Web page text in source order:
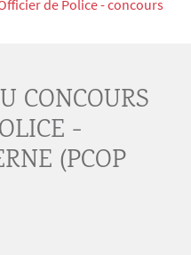
de Police - concours
CONCOURS
-
(PCOP